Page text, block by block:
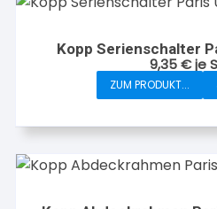
Kopp Serienschalter
9,35€je
ZUM PRODUKT...